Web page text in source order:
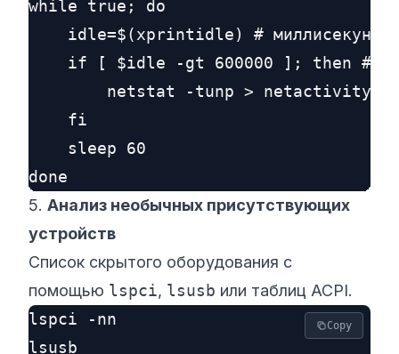
while true; do
idle=$(xprintidle) #
if [ $idle -gt 600000 ]; then #
netstat -tunp >
    fi
    sleep 60
5. Анализ необычных присутствующих
устройств
Список скрытого оборудования с
помощью lspci, lsusb или таблиц ACPI.
lspci -nn
Copy